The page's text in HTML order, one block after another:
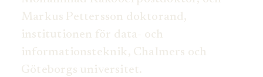
Markus Pettersson doktorand,
institutionen för data- och
informationsteknik, Chalmers och
Göteborgs universitet.